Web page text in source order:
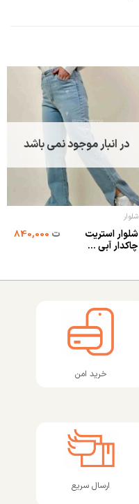
در انبار موجود نمی باشد
شلوار
شلوار استریت
چاکدار آبی ...
ت840,000
خرید امن
ارسال سریع